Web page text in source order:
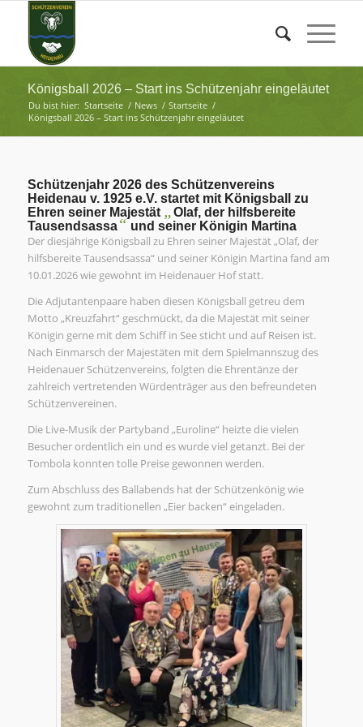
Königsball 2026 – Start ins Schützenjahr eingeläutet
Du bist hier: Startseite / News / Startseite /
Königsball 2026 – Start ins Schützenjahr eingeläutet
Schützenjahr 2026 des Schützenvereins
Heidenau v. 1925 e.V. startet mit Königsball zu
Ehren seiner Majestät „ Olaf, der hilfsbereite
Tausendsassa“ und seiner Königin Martina
Der diesjährige Königsball zu Ehren seiner Majestät „Olaf, der
hilfsbereite Tausendsassa“ und seiner Königin Martina fand am
10.01.2026 wie gewohnt im Heidenauer Hof statt.
Die Adjutantenpaare haben diesen Königsball getreu dem
Motto „Kreuzfahrt“ geschmückt, da die Majestät mit seiner
Königin gerne mit dem Schiff in See sticht und auf Reisen ist.
Nach Einmarsch der Majestäten mit dem Spielmannszug des
Heidenauer Schützenvereins, folgten die Ehrentänze der
zahlreich vertretenden Würdenträger aus den befreundeten
Schützenvereinen.
Die Live-Musik der Partyband „Euroline“ heizte die vielen
Besucher ordentlich ein und es wurde viel getanzt. Bei der
Tombola konnten tolle Preise gewonnen werden.
Zum Abschluss des Ballabends hat der Schützenkönig wie
gewohnt zum traditionellen „Eier backen“ eingeladen.